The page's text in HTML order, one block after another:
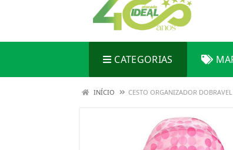
CATEGORIAS
INÍCIO CESTO ORGANIZADOR